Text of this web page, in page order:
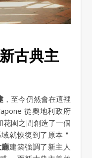
古典主
，至今仍然會在這裡
從奧地利政府
花園之間創造了一個
就恢復到了原本＂
廳建築強調了新主人